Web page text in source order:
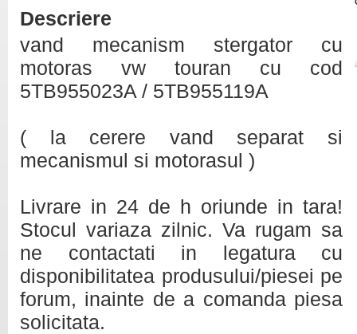
Descriere
vand mecanism stergator cu
motoras vw touran cu cod
5TB955023A / 5TB955119A
( la cerere vand separat si
mecanismul si motorasul )
Livrare in 24 de h oriunde in tara!
Stocul variaza zilnic. Va rugam sa
ne contactati in legatura cu
disponibilitatea produsului/piesei pe
forum, inainte de a comanda piesa
solicitata.